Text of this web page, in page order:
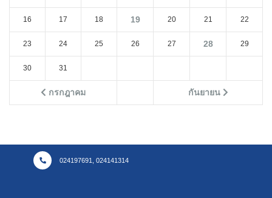
กรกฎาคม กันยายน
16 17 18 19 20 21 22
23 24 25 26 27 28 29
30 31
024197691, 024141314